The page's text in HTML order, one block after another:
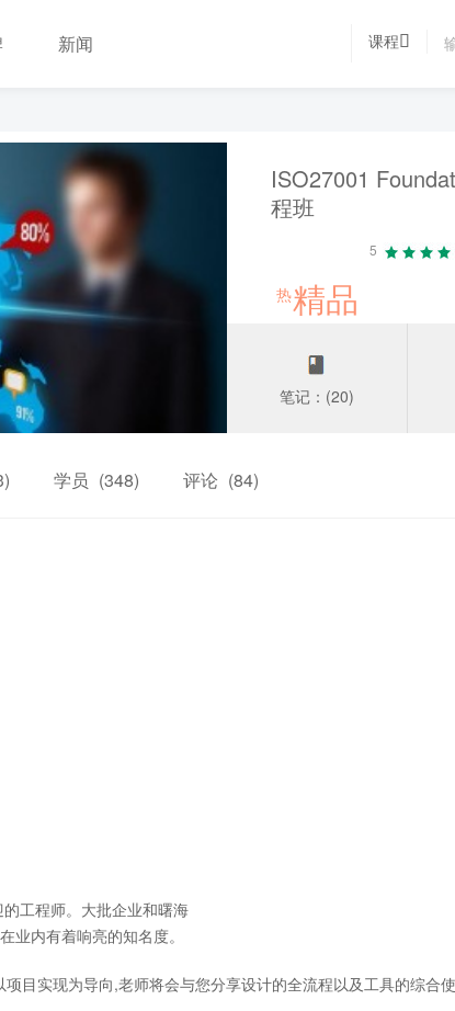
新闻 课程
ISO27001
程班
5
热精品
笔记：(20)
学员 (348) 评论 (84)
工程师。大批企业和曙海
业内有着响亮的知名度。
目实现为导向,老师将会与您分享设计的全流程以及工具的综合使